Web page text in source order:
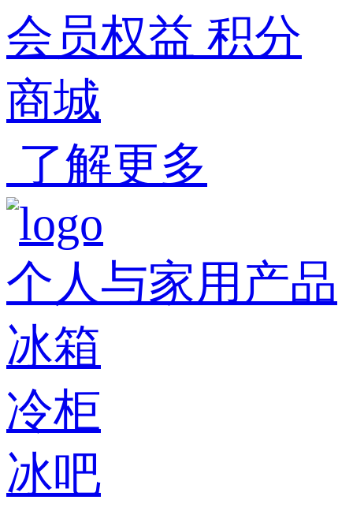
会员权益 积分
商城
了解更多
个人与家用产品
冰箱
冷柜
冰吧